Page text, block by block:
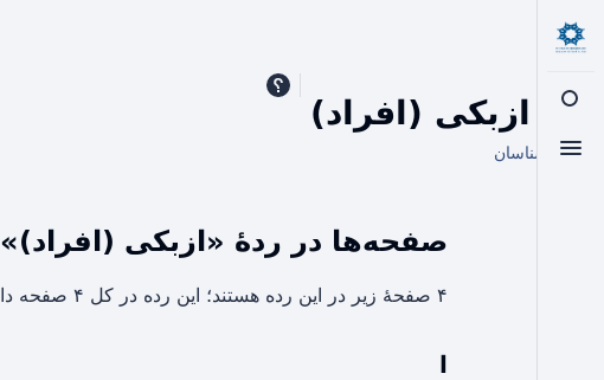
تغییر جست‌وجو
تغییر منو
رده ازبکی (افراد)
از اسلامشناسان
صفحه‌ها در ردهٔ «ازبکی (افراد)»
۴ صفحۀ زیر در این رده هستند؛ این رده در کل ۴ صفحه دارد.
ا